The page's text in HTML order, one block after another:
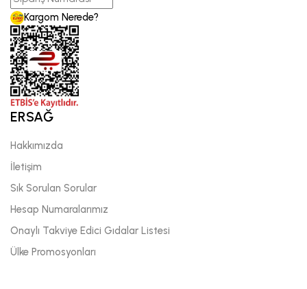
Kargom Nerede?
ERSAĞ
Hakkımızda
İletişim
Sık Sorulan Sorular
Hesap Numaralarımız
Onaylı Takviye Edici Gıdalar Listesi
Ülke Promosyonları